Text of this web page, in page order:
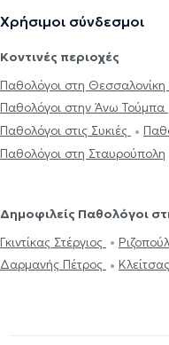
Χρήσιμοι σύνδεσμοι
Κοντινές περιοχές
Παθολόγοι στη Θεσσαλονίκη
Παθολόγοι στην Άνω Τούμπα
Παθολόγοι στις Συκιές
Παθολόγοι στη Σταυρούπολη
Δημοφιλείς Παθολόγοι
Γκιντίκας Στέργιος
Δαρμανής Πέτρος